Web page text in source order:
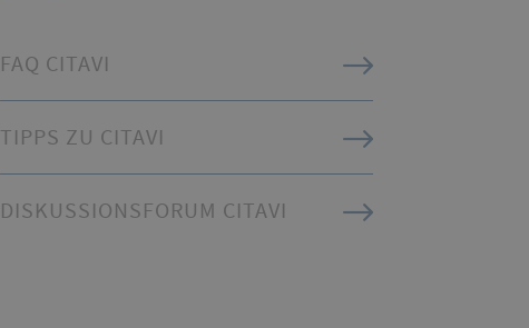
FAQ CITAVI
TIPPS ZU CITAVI
DISKUSSIONSFORUM CITAVI